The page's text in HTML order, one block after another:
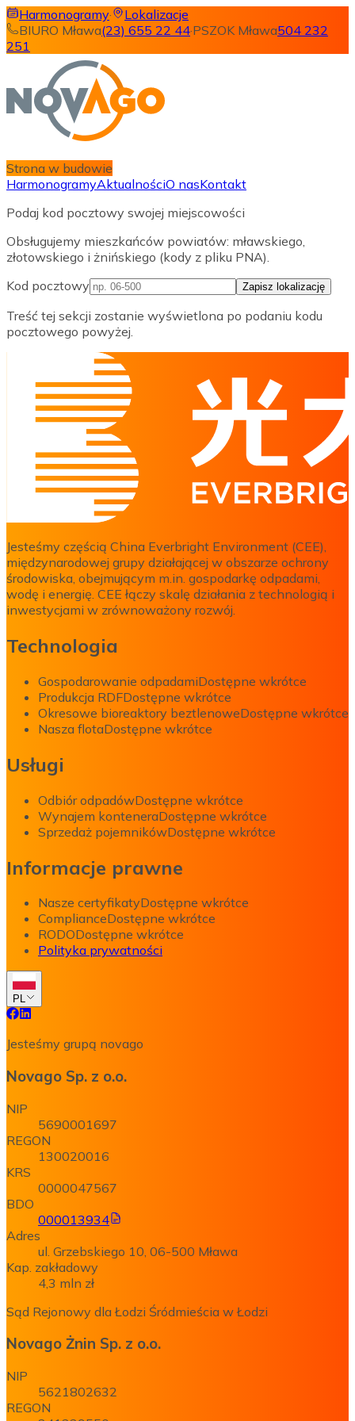
Harmonogramy·
Lokalizacje
BIURO Mława(23) 655 22 44·PSZOK Mława504 232
251
Strona w budowie
HarmonogramyAktualnościO nasKontakt
Podaj kod pocztowy swojej miejscowości
Obsługujemy mieszkańców powiatów: mławskiego,
złotowskiego i żnińskiego (kody z pliku PNA).
Kod pocztowy
Zapisz lokalizację
Treść tej sekcji zostanie wyświetlona po podaniu kodu
pocztowego powyżej.
Jesteśmy częścią China Everbright Environment (CEE),
międzynarodowej grupy działającej w obszarze ochrony
środowiska, obejmującym m.in. gospodarkę odpadami,
wodę i energię. CEE łączy skalę działania z technologią i
inwestycjami w zrównoważony rozwój.
Technologia
Gospodarowanie odpadamiDostępne wkrótce
Produkcja RDFDostępne wkrótce
Okresowe bioreaktory beztlenoweDostępne wkrótce
Nasza flotaDostępne wkrótce
Usługi
Odbiór odpadówDostępne wkrótce
Wynajem konteneraDostępne wkrótce
Sprzedaż pojemnikówDostępne wkrótce
Informacje prawne
Nasze certyfikatyDostępne wkrótce
ComplianceDostępne wkrótce
RODODostępne wkrótce
Polityka prywatności
PL
Jesteśmy grupą novago
Novago Sp. z o.o.
NIP
5690001697
REGON
130020016
KRS
0000047567
BDO
000013934
Adres
ul. Grzebskiego 10, 06-500 Mława
Kap. zakładowy
4,3 mln zł
Sąd Rejonowy dla Łodzi Śródmieścia w Łodzi
Novago Żnin Sp. z o.o.
NIP
5621802632
REGON